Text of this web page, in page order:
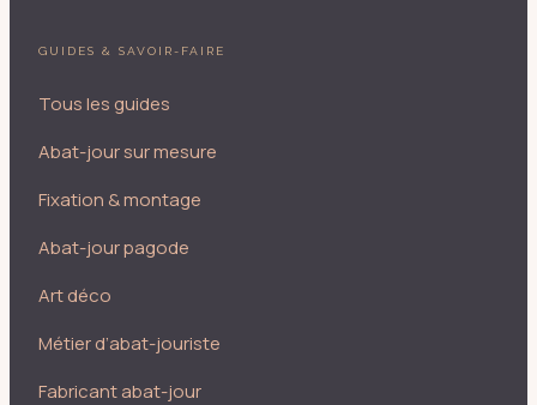
GUIDES & SAVOIR-FAIRE
Tous les guides
Abat-jour sur mesure
Fixation & montage
Abat-jour pagode
Art déco
Métier d’abat-jouriste
Fabricant abat-jour